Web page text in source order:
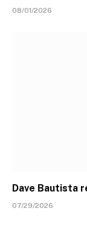
08/01/2026
Dave Bautista
07/29/2026